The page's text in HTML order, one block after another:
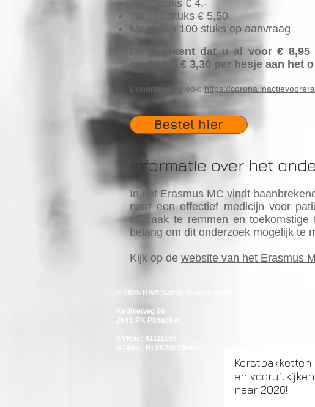
Tot 2 stuks € 4,-
Tot 100 stuks € 5,50
Meer dan 100 stuks op aanvraag
Dit betekent dat u al voor €
minimaal € 3,30 per hesje aan het
Doneren mag ook: https://
Bestel hier
Informatie over het
In het Erasmus MC vindt
naar een effectief medicijn voor
uitbraak te remmen en
belang om dit onderzoek mogelijk te
Kijk op de website van het Erasmus
© 2025 RIVA Safety Management
Keulseweg 66
2641 PK Pijnacker
KVKnr.: 61111155
BTWnr.: NL002053001B12
Kerstpakketten
en vooruitkijken
naar 2026!